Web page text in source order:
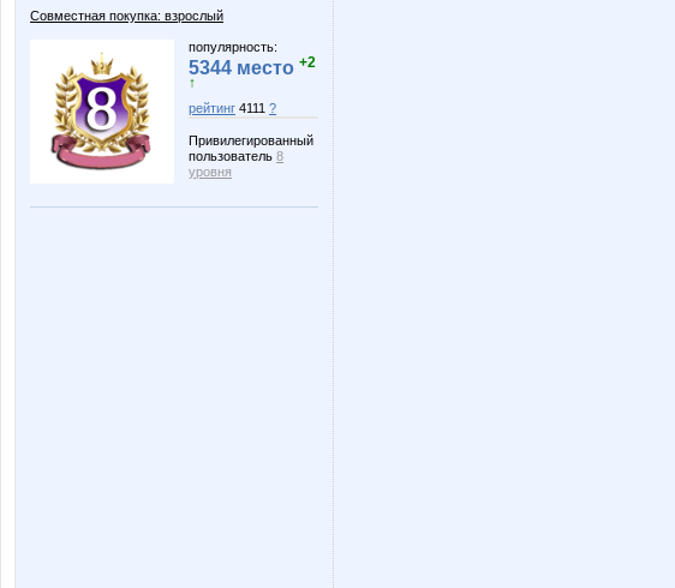
Совместная покупка: взрослый
популярность:
5344 место +2
↑
рейтинг 4111 ?
Привилегированный
пользователь 8
уровня